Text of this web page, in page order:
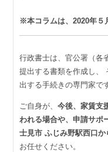
※本コラムは、2020年５
行政書士は、官公署（各
提出する書類を作成し、
出する手続きの専門家で
ご自身が、今後、家賃支
われる場合や、申請サポ
士見市 ふじみ野駅西口
お任せください。